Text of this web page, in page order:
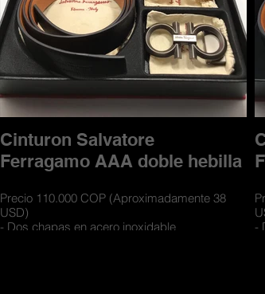
Cinturon Salvatore
Ferragamo AAA doble hebilla
Precio 110.000 COP (Aproximadamente 38
USD)
- Dos chapas en acero inoxidable
-